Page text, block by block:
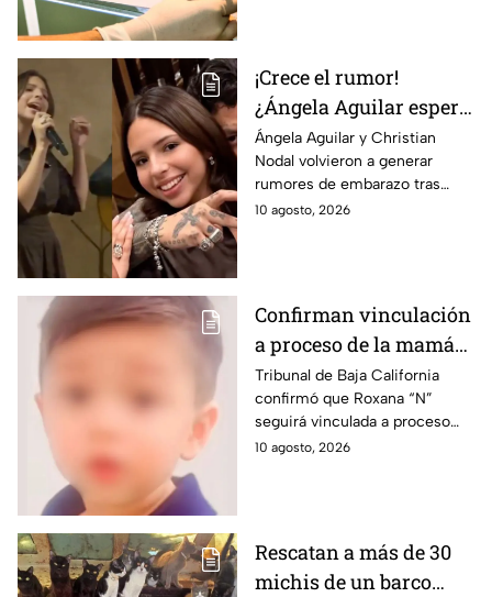
¡Crece el rumor!
¿Ángela Aguilar espera
su primer bebé con
Christian Nodal? Esto
se sabe | VIDEO
Ángela Aguilar y Christian
Nodal volvieron a generar
rumores de embarazo tras
aparecer juntos en el
10 agosto, 2026
Confirman vinculación
a proceso de la mamá
de Vicentito, niño que
murió por golpe de
calor tras pasar 12
horas dentro de un
Tribunal de Baja California
confirmó que Roxana “N”
seguirá vinculada a proceso
por la muerte de Vicentito,
10 agosto, 2026
Rescatan a más de 30
michis de un barco